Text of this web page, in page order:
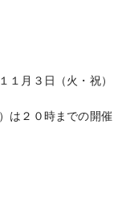
１月３日（火・祝）
は２０時までの開催